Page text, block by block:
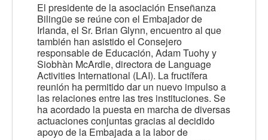
El presidente de la asociación Enseñanza
Bilingüe se reúne con el Embajador de
Irlanda, el Sr. Brian Glynn, encuentro al que
también han asistido el Consejero
responsable de Educación, Adam Tuohy y
Siobhàn McArdle, directora de Language
Activities International (LAI). La fructífera
reunión ha permitido dar un nuevo impulso a
las relaciones entre las tres instituciones. Se
ha acordado la puesta en marcha de diversas
actuaciones conjuntas gracias al decidido
apoyo de la Embajada a la labor de